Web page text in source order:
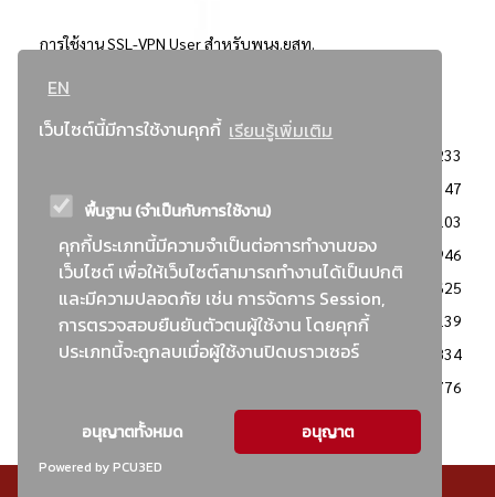
EN
เว็บไซต์นี้มีการใช้งานคุกกี้ เรียนรู้เพิ่มเติม
พื้นฐาน (จำเป็นกับการใช้งาน)
คุกกี้ประเภทนี้มีความจำเป็นต่อการทำงานของ
เว็บไซต์ เพื่อให้เว็บไซต์สามารถทำงานได้เป็นปกติ
และมีความปลอดภัย เช่น การจัดการ Session,
การตรวจสอบยืนยันตัวตนผู้ใช้งาน โดยคุกกี้
ประเภทนี้จะถูกลบเมื่อผู้ใช้งานปิดบราวเซอร์
อนุญาตทั้งหมด อนุญาต
Powered by PCU3ED
การใช้งาน SSL-VPN User สำหรับพนง.ยสท.
..ยอดนิยม..
3233
2347
: วิธีเฉพาะเจาะจง
2103
ข่าวสาร/ประกาศ
1946
: เอกสารส่งเสริมความโปร่งใสในการจัดซื้อจัดจ้าง
1625
ข่าวสารจัดซื้อจัดจ้าง
1139
: แผนการจัดซื้อจัดจ้าง
834
776